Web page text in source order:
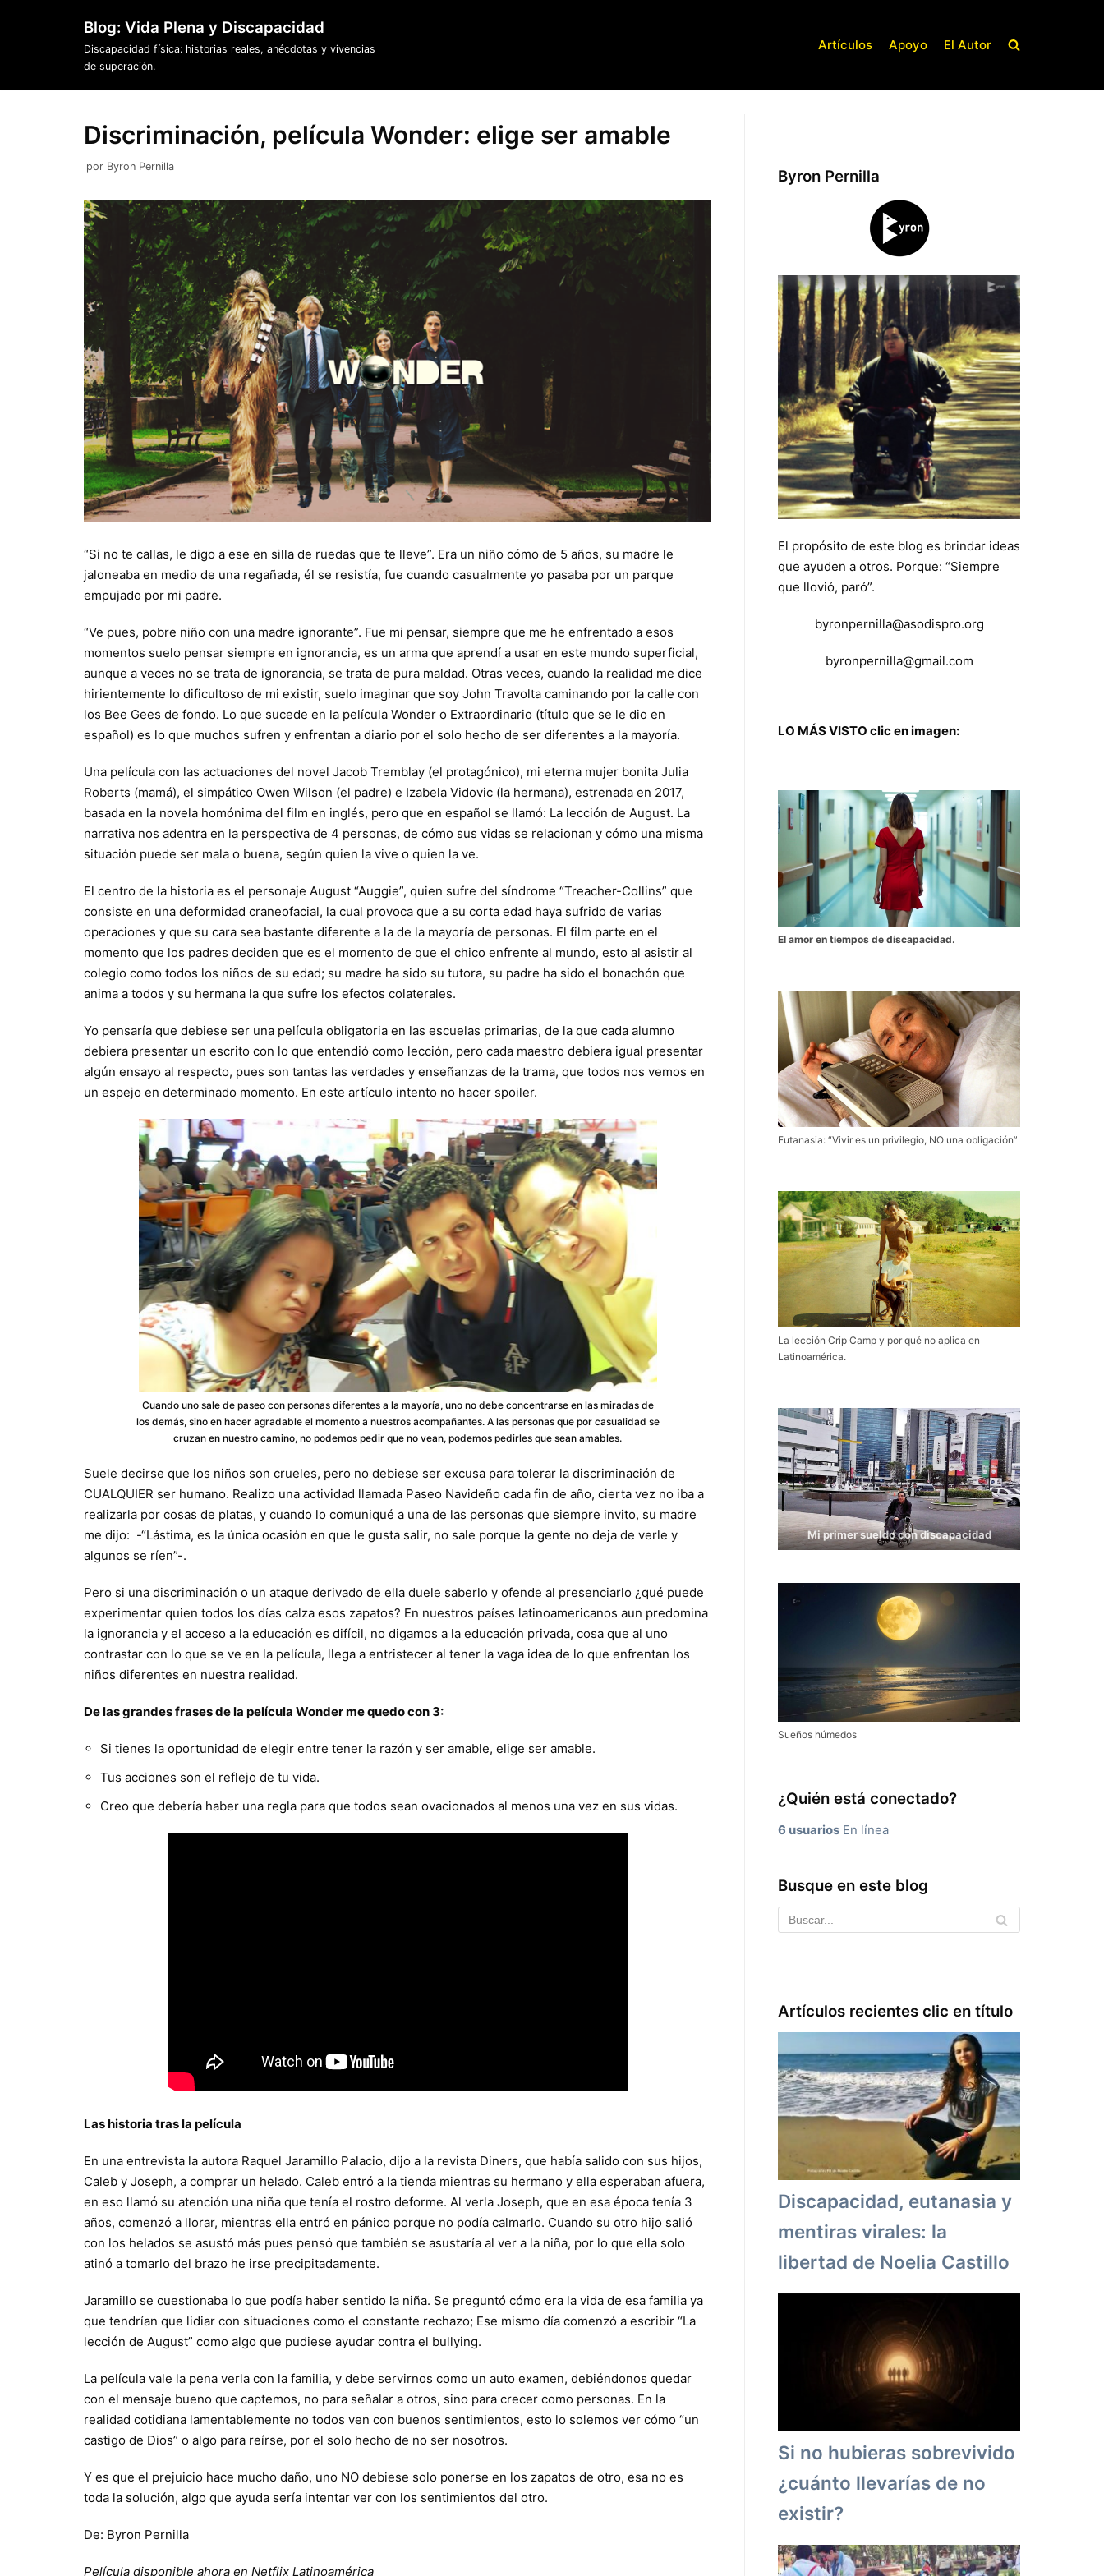
Blog: Vida Plena y Discapacidad
Discapacidad física: historias reales, anécdotas y vivencias
de superación.
Artículos Apoyo El Autor
Discriminación, película Wonder: elige ser amable
por Byron Pernilla
“Si no te callas, le digo a ese en silla de ruedas que te lleve”. Era un niño cómo de 5 años, su madre le
jaloneaba en medio de una regañada, él se resistía, fue cuando casualmente yo pasaba por un parque
empujado por mi padre.
“Ve pues, pobre niño con una madre ignorante”. Fue mi pensar, siempre que me he enfrentado a esos
momentos suelo pensar siempre en ignorancia, es un arma que aprendí a usar en este mundo superficial,
aunque a veces no se trata de ignorancia, se trata de pura maldad. Otras veces, cuando la realidad me dice
hirientemente lo dificultoso de mi existir, suelo imaginar que soy John Travolta caminando por la calle con
los Bee Gees de fondo. Lo que sucede en la película Wonder o Extraordinario (título que se le dio en
español) es lo que muchos sufren y enfrentan a diario por el solo hecho de ser diferentes a la mayoría.
Una película con las actuaciones del novel Jacob Tremblay (el protagónico), mi eterna mujer bonita Julia
Roberts (mamá), el simpático Owen Wilson (el padre) e Izabela Vidovic (la hermana), estrenada en 2017,
basada en la novela homónima del film en inglés, pero que en español se llamó: La lección de August. La
narrativa nos adentra en la perspectiva de 4 personas, de cómo sus vidas se relacionan y cómo una misma
situación puede ser mala o buena, según quien la vive o quien la ve.
El centro de la historia es el personaje August “Auggie”, quien sufre del síndrome “Treacher-Collins” que
consiste en una deformidad craneofacial, la cual provoca que a su corta edad haya sufrido de varias
operaciones y que su cara sea bastante diferente a la de la mayoría de personas. El film parte en el
momento que los padres deciden que es el momento de que el chico enfrente al mundo, esto al asistir al
colegio como todos los niños de su edad; su madre ha sido su tutora, su padre ha sido el bonachón que
anima a todos y su hermana la que sufre los efectos colaterales.
Yo pensaría que debiese ser una película obligatoria en las escuelas primarias, de la que cada alumno
debiera presentar un escrito con lo que entendió como lección, pero cada maestro debiera igual presentar
algún ensayo al respecto, pues son tantas las verdades y enseñanzas de la trama, que todos nos vemos en
un espejo en determinado momento. En este artículo intento no hacer spoiler.
Cuando uno sale de paseo con personas diferentes a la mayoría, uno no debe concentrarse en las miradas de
los demás, sino en hacer agradable el momento a nuestros acompañantes. A las personas que por casualidad se
cruzan en nuestro camino, no podemos pedir que no vean, podemos pedirles que sean amables.
Suele decirse que los niños son crueles, pero no debiese ser excusa para tolerar la discriminación de
CUALQUIER ser humano. Realizo una actividad llamada Paseo Navideño cada fin de año, cierta vez no iba a
realizarla por cosas de platas, y cuando lo comuniqué a una de las personas que siempre invito, su madre
me dijo: -“Lástima, es la única ocasión en que le gusta salir, no sale porque la gente no deja de verle y
algunos se ríen”-.
Pero si una discriminación o un ataque derivado de ella duele saberlo y ofende al presenciarlo ¿qué puede
experimentar quien todos los días calza esos zapatos? En nuestros países latinoamericanos aun predomina
la ignorancia y el acceso a la educación es difícil, no digamos a la educación privada, cosa que al uno
contrastar con lo que se ve en la película, llega a entristecer al tener la vaga idea de lo que enfrentan los
niños diferentes en nuestra realidad.
De las grandes frases de la película Wonder me quedo con 3:
Si tienes la oportunidad de elegir entre tener la razón y ser amable, elige ser amable.
Tus acciones son el reflejo de tu vida.
Creo que debería haber una regla para que todos sean ovacionados al menos una vez en sus vidas.
Las historia tras la película
En una entrevista la autora Raquel Jaramillo Palacio, dijo a la revista Diners, que había salido con sus hijos,
Caleb y Joseph, a comprar un helado. Caleb entró a la tienda mientras su hermano y ella esperaban afuera,
en eso llamó su atención una niña que tenía el rostro deforme. Al verla Joseph, que en esa época tenía 3
años, comenzó a llorar, mientras ella entró en pánico porque no podía calmarlo. Cuando su otro hijo salió
con los helados se asustó más pues pensó que también se asustaría al ver a la niña, por lo que ella solo
atinó a tomarlo del brazo he irse precipitadamente.
Jaramillo se cuestionaba lo que podía haber sentido la niña. Se preguntó cómo era la vida de esa familia ya
que tendrían que lidiar con situaciones como el constante rechazo; Ese mismo día comenzó a escribir “La
lección de August” como algo que pudiese ayudar contra el bullying.
La película vale la pena verla con la familia, y debe servirnos como un auto examen, debiéndonos quedar
con el mensaje bueno que captemos, no para señalar a otros, sino para crecer como personas. En la
realidad cotidiana lamentablemente no todos ven con buenos sentimientos, esto lo solemos ver cómo “un
castigo de Dios” o algo para reírse, por el solo hecho de no ser nosotros.
Y es que el prejuicio hace mucho daño, uno NO debiese solo ponerse en los zapatos de otro, esa no es
toda la solución, algo que ayuda sería intentar ver con los sentimientos del otro.
De: Byron Pernilla
Película disponible ahora en Netflix Latinoamérica
Byron Pernilla
El propósito de este blog es brindar ideas
que ayuden a otros. Porque: “Siempre
que llovió, paró”.
byronpernilla@asodispro.org
byronpernilla@gmail.com
LO MÁS VISTO clic en imagen:
El amor en tiempos de discapacidad.
Eutanasia: “Vivir es un privilegio, NO una obligación”
La lección Crip Camp y por qué no aplica en
Latinoamérica.
Mi primer sueldo con discapacidad
Sueños húmedos
¿Quién está conectado?
6 usuarios En línea
Busque en este blog
Artículos recientes clic en título
Discapacidad, eutanasia y
mentiras virales: la
libertad de Noelia Castillo
Si no hubieras sobrevivido
¿cuánto llevarías de no
existir?